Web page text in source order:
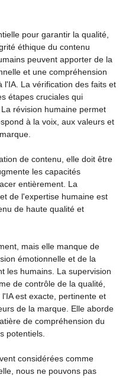
pour garantir la qualité,
éthique du contenu
peuvent apporter de la
et une compréhension
La vérification des faits et
étapes cruciales qui
révision humaine permet
à la voix, aux valeurs et
de contenu, elle doit être
les capacités
entièrement. La
de l'expertise humaine est
de haute qualité et
mais elle manque de
émotionnelle et de la
les humains. La supervision
de contrôle de la qualité,
est exacte, pertinente et
de la marque. Elle aborde
de compréhension du
potentiels.
considérées comme
nous ne pouvons pas